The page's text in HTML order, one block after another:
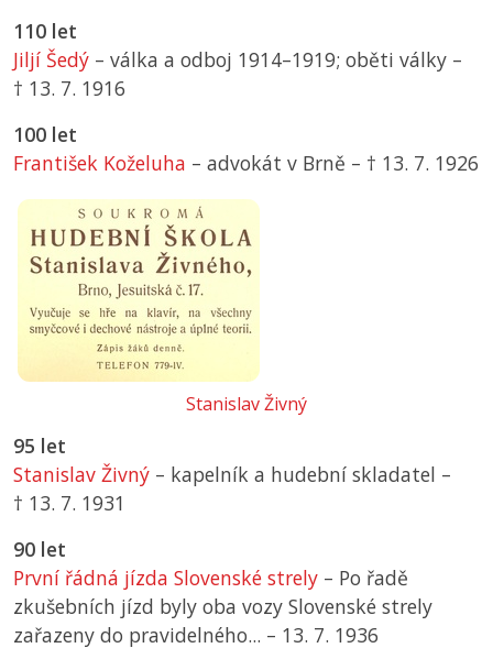
110 let
Jiljí Šedý – válka a odboj 1914–1919; oběti války –
† 13. 7. 1916
100 let
František Koželuha – advokát v Brně – † 13. 7. 1926
Stanislav Živný
95 let
Stanislav Živný – kapelník a hudební skladatel –
† 13. 7. 1931
90 let
První řádná jízda Slovenské strely – Po řadě
zkušebních jízd byly oba vozy Slovenské strely
zařazeny do pravidelného... – 13. 7. 1936